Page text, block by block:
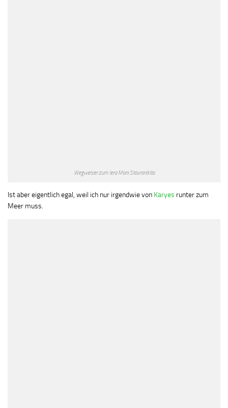
Wegweiser zum Iera Moni Stavronikita
Ist aber eigentlich egal, weil ich nur irgendwie von Karyes runter zum
Meer muss.